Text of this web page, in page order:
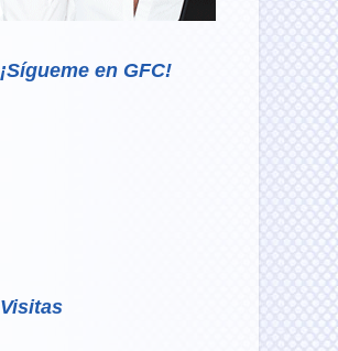
¡Sígueme en GFC!
Visitas